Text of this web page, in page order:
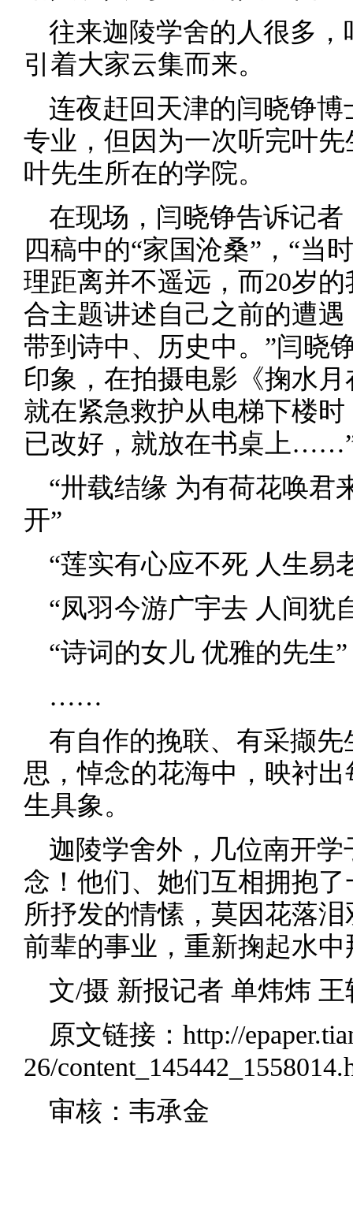
往来迦陵学舍的人很多
引着大家云集而来。
连夜赶回天津的闫晓铮
专业，但因为一次听完叶
叶先生所在的学院。
在现场，闫晓铮告诉记
四稿中的“家国沧桑”，“当
理距离并不遥远，而20岁
合主题讲述自己之前的遭
带到诗中、历史中。”闫晓
印象，在拍摄电影《掬水
就在紧急救护从电梯下楼
已改好，就放在书桌上
“卅载结缘 为有荷花唤君
开”
“莲实有心应不死 人生易
“凤羽今游广宇去 人间犹
“诗词的女儿 优雅的先生”
……
有自作的挽联、有采撷
思，悼念的花海中，映衬
生具象。
迦陵学舍外，几位南开
念！他们、她们互相拥抱
所抒发的情愫，莫因花落
前辈的事业，重新掬起水
文/摄 新报记者 单炜炜 王
原文链接： http://
26/
审核：韦承金